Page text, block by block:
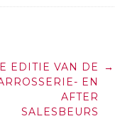
EDITIE VAN DE
EN
AFTER
SALESBEURS
→